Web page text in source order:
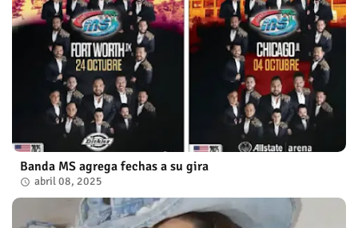
Banda MS agrega fechas a su gira
abril 08, 2025